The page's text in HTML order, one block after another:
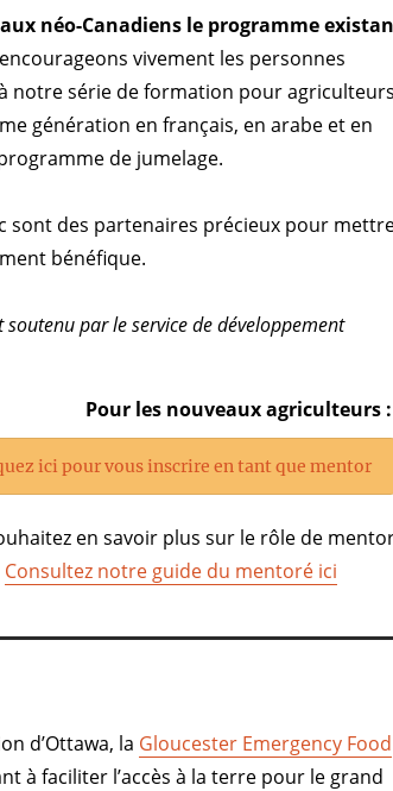
néo-Canadiens le programme
vivement les personnes
notre série de formation pour
génération en français, en arabe et en
de jumelage.
sont des partenaires précieux pour
bénéfique.
par le service de développement
Pour les nouveaux agriculteurs :
ici pour vous inscrire en tant que mentor
en savoir plus sur le rôle de
Consultez notre guide du mentoré ici
d’Ottawa, la Gloucester Emergency Food
à faciliter l’accès à la terre pour le grand